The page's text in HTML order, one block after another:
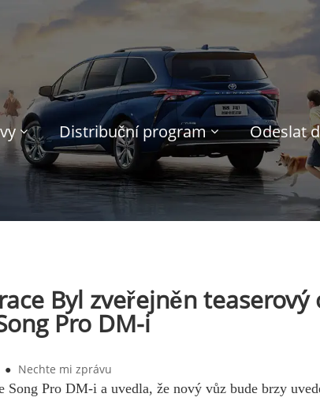
Distribuční program Odeslat
Byl zveřejněn
Pro DM-i
● Nechte mi zprávu
Pro DM-i a uvedla, že nový vůz bude brzy